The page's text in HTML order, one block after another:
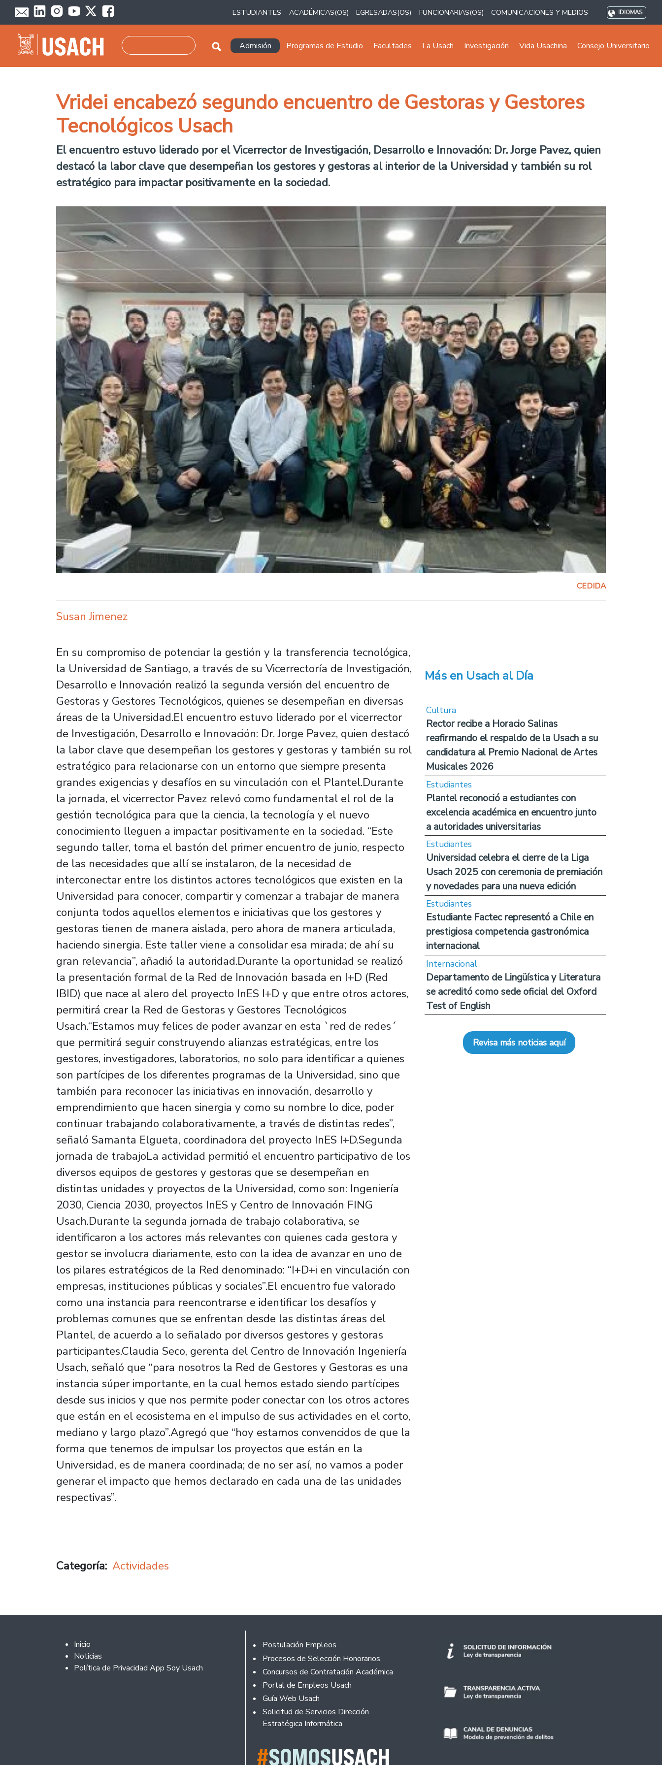
Pasar al contenido principal
ESTUDIANTES ACADÉMICAS(OS) EGRESADAS(OS) FUNCIONARIAS(OS) COMUNICACIONES Y MEDIOS IDIOMAS
Navegación principal
Admisión Programas de Estudio Facultades La Usach Investigación Vida Usachina Consejo Universitario
Vridei encabezó segundo encuentro de Gestoras y Gestores
Tecnológicos Usach
El encuentro estuvo liderado por el Vicerrector de Investigación, Desarrollo e Innovación: Dr. Jorge Pavez, quien
destacó la labor clave que desempeñan los gestores y gestoras al interior de la Universidad y también su rol
estratégico para impactar positivamente en la sociedad.
CEDIDA
Susan Jimenez
En su compromiso de potenciar la gestión y la transferencia tecnológica,
la Universidad de Santiago, a través de su Vicerrectoría de Investigación,
Desarrollo e Innovación realizó la segunda versión del encuentro de
Gestoras y Gestores Tecnológicos, quienes se desempeñan en diversas
áreas de la Universidad.El encuentro estuvo liderado por el vicerrector
de Investigación, Desarrollo e Innovación: Dr. Jorge Pavez, quien destacó
la labor clave que desempeñan los gestores y gestoras y también su rol
estratégico para relacionarse con un entorno que siempre presenta
grandes exigencias y desafíos en su vinculación con el Plantel.Durante
la jornada, el vicerrector Pavez relevó como fundamental el rol de la
gestión tecnológica para que la ciencia, la tecnología y el nuevo
conocimiento lleguen a impactar positivamente en la sociedad. “Este
segundo taller, toma el bastón del primer encuentro de junio, respecto
de las necesidades que allí se instalaron, de la necesidad de
interconectar entre los distintos actores tecnológicos que existen en la
Universidad para conocer, compartir y comenzar a trabajar de manera
conjunta todos aquellos elementos e iniciativas que los gestores y
gestoras tienen de manera aislada, pero ahora de manera articulada,
haciendo sinergia. Este taller viene a consolidar esa mirada; de ahí su
gran relevancia”, añadió la autoridad.Durante la oportunidad se realizó
la presentación formal de la Red de Innovación basada en I+D (Red
IBID) que nace al alero del proyecto InES I+D y que entre otros actores,
permitirá crear la Red de Gestoras y Gestores Tecnológicos
Usach.“Estamos muy felices de poder avanzar en esta `red de redes´
que permitirá seguir construyendo alianzas estratégicas, entre los
gestores, investigadores, laboratorios, no solo para identificar a quienes
son partícipes de los diferentes programas de la Universidad, sino que
también para reconocer las iniciativas en innovación, desarrollo y
emprendimiento que hacen sinergia y como su nombre lo dice, poder
continuar trabajando colaborativamente, a través de distintas redes”,
señaló Samanta Elgueta, coordinadora del proyecto InES I+D.Segunda
jornada de trabajoLa actividad permitió el encuentro participativo de los
diversos equipos de gestores y gestoras que se desempeñan en
distintas unidades y proyectos de la Universidad, como son: Ingeniería
2030, Ciencia 2030, proyectos InES y Centro de Innovación FING
Usach.Durante la segunda jornada de trabajo colaborativa, se
identificaron a los actores más relevantes con quienes cada gestora y
gestor se involucra diariamente, esto con la idea de avanzar en uno de
los pilares estratégicos de la Red denominado: “I+D+i en vinculación con
empresas, instituciones públicas y sociales”.El encuentro fue valorado
como una instancia para reencontrarse e identificar los desafíos y
problemas comunes que se enfrentan desde las distintas áreas del
Plantel, de acuerdo a lo señalado por diversos gestores y gestoras
participantes.Claudia Seco, gerenta del Centro de Innovación Ingeniería
Usach, señaló que “para nosotros la Red de Gestores y Gestoras es una
instancia súper importante, en la cual hemos estado siendo partícipes
desde sus inicios y que nos permite poder conectar con los otros actores
que están en el ecosistema en el impulso de sus actividades en el corto,
mediano y largo plazo”.Agregó que “hoy estamos convencidos de que la
forma que tenemos de impulsar los proyectos que están en la
Universidad, es de manera coordinada; de no ser así, no vamos a poder
generar el impacto que hemos declarado en cada una de las unidades
respectivas”.
Categoría Actividades
Más en Usach al Día
Cultura
Rector recibe a Horacio Salinas
reafirmando el respaldo de la Usach a su
candidatura al Premio Nacional de Artes
Musicales 2026
Estudiantes
Plantel reconoció a estudiantes con
excelencia académica en encuentro junto
a autoridades universitarias
Estudiantes
Universidad celebra el cierre de la Liga
Usach 2025 con ceremonia de premiación
y novedades para una nueva edición
Estudiantes
Estudiante Factec representó a Chile en
prestigiosa competencia gastronómica
internacional
Internacional
Departamento de Lingüística y Literatura
se acreditó como sede oficial del Oxford
Test of English
Revisa más noticias aquí
Footer 2
Inicio
Noticias
Política de Privacidad App Soy Usach
Footer
Postulación Empleos
Procesos de Selección Honorarios
Concursos de Contratación Académica
Portal de Empleos Usach
Guía Web Usach
Solicitud de Servicios Dirección
Estratégica Informática